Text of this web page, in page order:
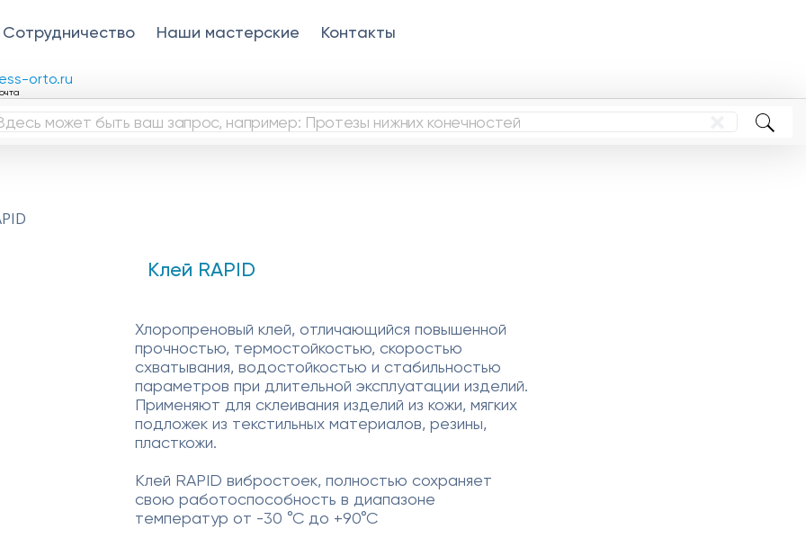
Сотрудничество Наши мастерские Контакты
orto.ru
Клей RAPID
Хлоропреновый клей, отличающийся повышенной
прочностью, термостойкостью, скоростью
схватывания, водостойкостью и стабильностью
параметров при длительной эксплуатации изделий.
Применяют для склеивания изделий из кожи, мягких
подложек из текстильных материалов, резины,
пласткожи.
Клей RAPID вибростоек, полностью сохраняет
свою работоспособность в диапазоне
температур от -30 °С до +90°С